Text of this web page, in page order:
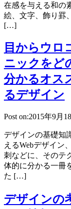
在感を与える和の
絵、文字、飾り罫
[…]
目からウロ
ニックをど
分かるオス
るデザイン
Post on:2015年9月
デザインの基礎知
えるWebデザイン
刺などに、そのテ
体的に分かる一冊
た […]
デザインの